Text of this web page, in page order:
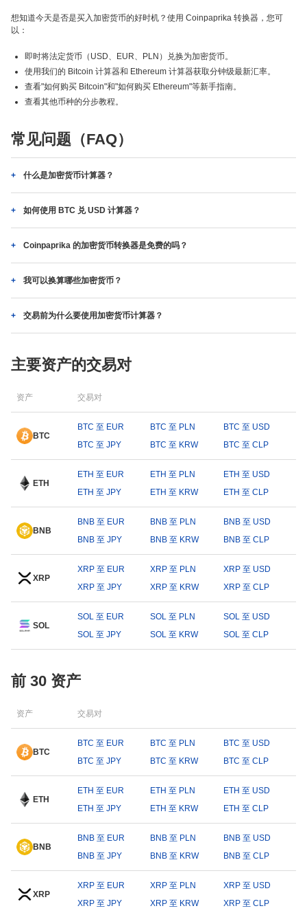
想知道今天是否是买入加密货币的好时机？使用 Coinpaprika 转换器，您可
以：
即时将法定货币（USD、EUR、PLN）兑换为加密货币。
使用我们的 Bitcoin 计算器和 Ethereum 计算器获取分钟级最新汇率。
查看"如何购买 Bitcoin"和"如何购买 Ethereum"等新手指南。
查看其他币种的分步教程。
常见问题（FAQ）
什么是加密货币计算器？
如何使用 BTC 兑 USD 计算器？
Coinpaprika 的加密货币转换器是免费的吗？
我可以换算哪些加密货币？
交易前为什么要使用加密货币计算器？
主要资产的交易对
资产 交易对
BTC
BTC 至 EUR BTC 至 PLN
BTC 至 USD
BTC 至 JPY
BTC 至 KRW BTC 至 CLP
ETH
ETH 至 EUR ETH 至 PLN
ETH 至 USD
ETH 至 JPY
ETH 至 KRW ETH 至 CLP
BNB
BNB 至 EUR BNB 至 PLN
BNB 至 USD
BNB 至 JPY
BNB 至 KRW BNB 至 CLP
XRP
XRP 至 EUR XRP 至 PLN
XRP 至 USD
XRP 至 JPY
XRP 至 KRW XRP 至 CLP
SOL
SOL 至 EUR SOL 至 PLN
SOL 至 USD
SOL 至 JPY
SOL 至 KRW SOL 至 CLP
前 30 资产
资产 交易对
BTC
BTC 至 EUR BTC 至 PLN
BTC 至 USD
BTC 至 JPY
BTC 至 KRW BTC 至 CLP
ETH
ETH 至 EUR ETH 至 PLN
ETH 至 USD
ETH 至 JPY
ETH 至 KRW ETH 至 CLP
BNB
BNB 至 EUR BNB 至 PLN
BNB 至 USD
BNB 至 JPY
BNB 至 KRW BNB 至 CLP
XRP
XRP 至 EUR XRP 至 PLN
XRP 至 USD
XRP 至 JPY
XRP 至 KRW XRP 至 CLP